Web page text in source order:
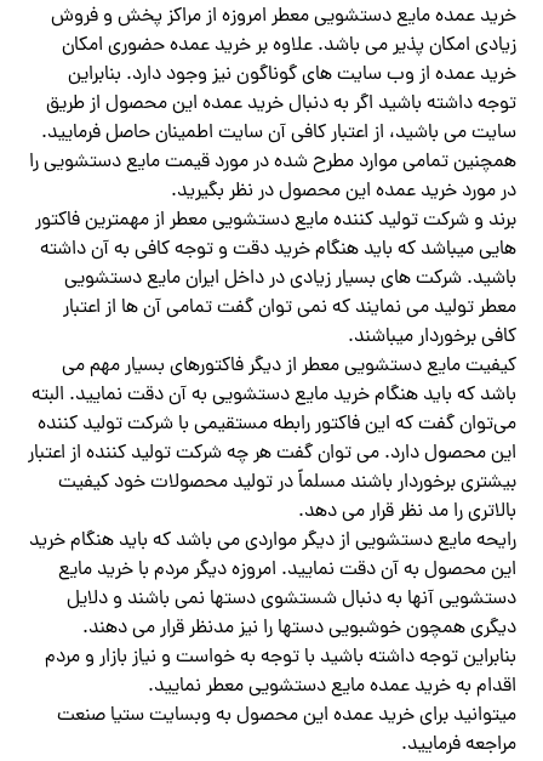
خرید عمده مایع دستشویی معطر امروزه از مراکز پخش و فروش
زیادی امکان پذیر می باشد. علاوه بر خرید عمده حضوری امکان
خرید عمده از وب سایت های گوناگون نیز وجود دارد. بنابراین
توجه داشته باشید اگر به دنبال خرید عمده این محصول از طریق
سایت می باشید، از اعتبار کافی آن سایت اطمینان حاصل فرمایید.
همچنین تمامی موارد مطرح شده در مورد قیمت مایع دستشویی را
در مورد خرید عمده این محصول در نظر بگیرید.
برند و شرکت تولید کننده مایع دستشویی معطر از مهمترین فاکتور
هایی میباشد که باید هنگام خرید دقت و توجه کافی به آن داشته
باشید. شرکت های بسیار زیادی در داخل ایران مایع دستشویی
معطر تولید می نمایند که نمی توان گفت تمامی آن ها از اعتبار
کافی برخوردار میباشند.
کیفیت مایع دستشویی معطر از دیگر فاکتورهای بسیار مهم می
باشد که باید هنگام خرید مایع دستشویی به آن دقت نمایید. البته
می‌توان گفت که این فاکتور رابطه مستقیمی با شرکت تولید کننده
این محصول دارد. می توان گفت هر چه شرکت تولید کننده از اعتبار
بیشتری برخوردار باشند مسلماً در تولید محصولات خود کیفیت
بالاتری را مد نظر قرار می دهد.
رایحه مایع دستشویی از دیگر مواردی می باشد که باید هنگام خرید
این محصول به آن دقت نمایید. امروزه دیگر مردم با خرید مایع
دستشویی آنها به دنبال شستشوی دستها نمی باشند و دلایل
دیگری همچون خوشبویی دستها را نیز مدنظر قرار می دهند.
بنابراین توجه داشته باشید با توجه به خواست و نیاز بازار و مردم
اقدام به خرید عمده مایع دستشویی معطر نمایید.
میتوانید برای خرید عمده این محصول به وبسایت ستیا صنعت
مراجعه فرمایید‌.